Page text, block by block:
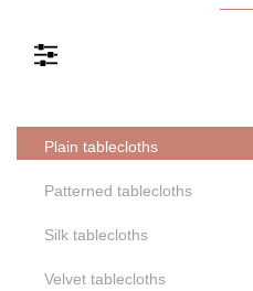
Gris Azul
Marrón Rosa
Plain tablecloths
Patterned tablecloths
Silk tablecloths
Velvet tablecloths